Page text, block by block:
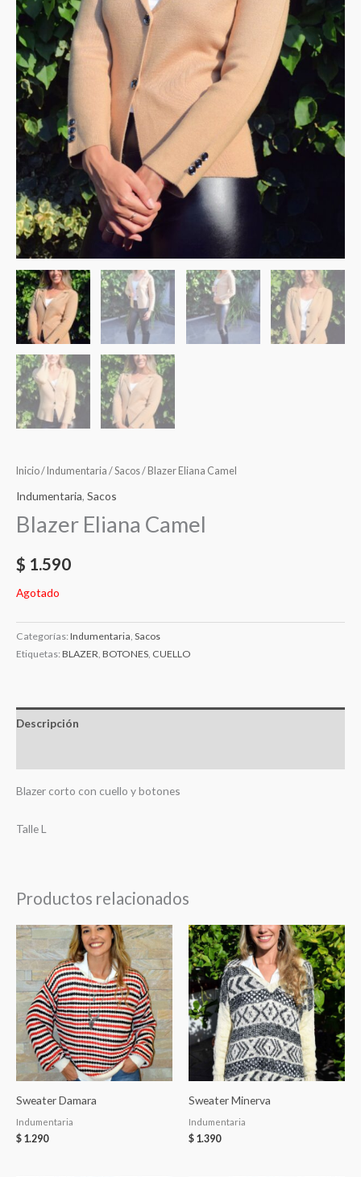
Inicio/ Indumentaria /Sacos/ Blazer Eliana Camel
Indumentaria, Sacos
Blazer Eliana Camel
$ 1.590
Agotado
Categorías: Indumentaria, Sacos
Etiquetas: BLAZER, BOTONES, CUELLO
Descripción
Blazer corto con cuello y botones
Talle L
Productos relacionados
Sweater Damara
Indumentaria
$ 1.290
Sweater Minerva
Indumentaria
$ 1.390